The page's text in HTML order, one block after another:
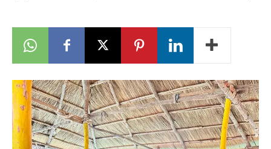
Breaking
News